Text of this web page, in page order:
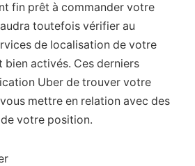
fin prêt à commander votre
toutefois vérifier au
de localisation de votre
activés. Ces derniers
Uber de trouver votre
mettre en relation avec des
votre position.